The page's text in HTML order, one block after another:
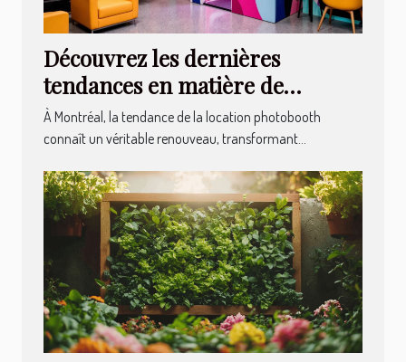
Découvrez les dernières
tendances en matière de
location photobooth à Montréal
À Montréal, la tendance de la location photobooth
connaît un véritable renouveau, transformant...